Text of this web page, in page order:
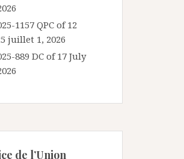
1157 QPC of 12
juillet 1, 2026
889 DC of 17 July
de l’Union